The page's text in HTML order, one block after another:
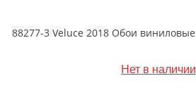
Нет в наличии